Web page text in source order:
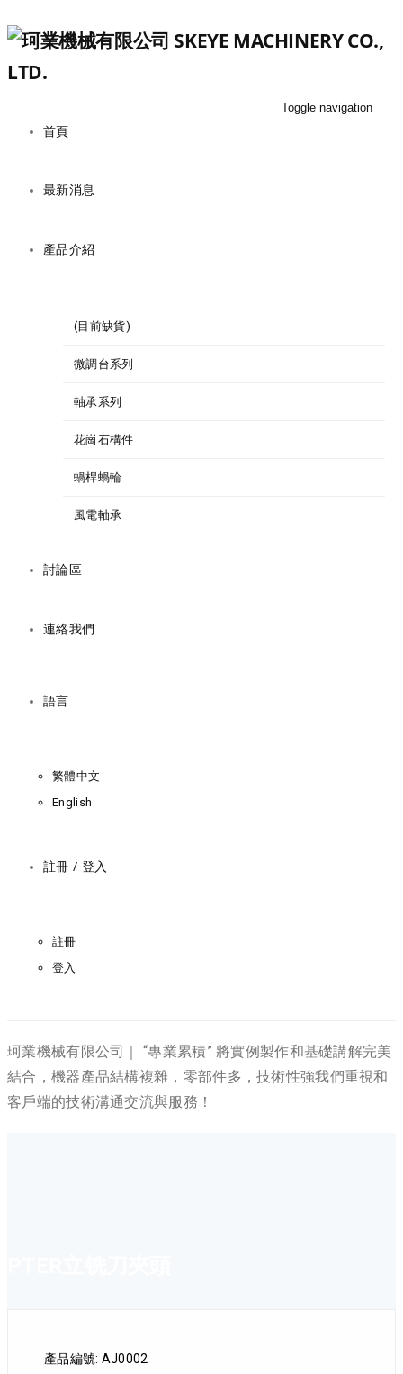
Toggle navigation
首頁
最新消息
產品介紹
(目前缺貨)
微調台系列
軸承系列
花崗石構件
蝸桿蝸輪
風電軸承
討論區
連絡我們
語言
繁體中文
English
註冊 / 登入
註冊
登入
珂業機械有限公司｜ “專業累積” 將實例製作和基礎講解完美
結合，機器產品結構複雜，零部件多，技術性強我們重視和
客戶端的技術溝通交流與服務！
產品編號: AJ0002